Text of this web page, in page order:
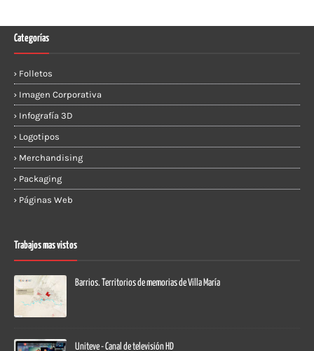
Categorías
Folletos
Imagen Corporativa
Infografía 3D
Logotipos
Merchandising
Packaging
Páginas Web
Trabajos mas vistos
Barrios. Territorios de memorias de Villa María
Uniteve - Canal de televisión HD